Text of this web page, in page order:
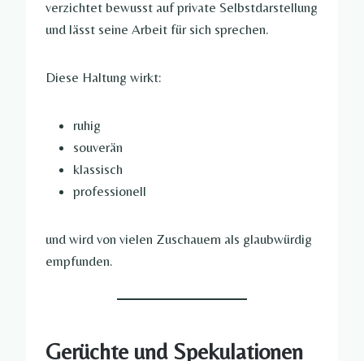
verzichtet bewusst auf private Selbstdarstellung
und lässt seine Arbeit für sich sprechen.
Diese Haltung wirkt:
ruhig
souverän
klassisch
professionell
und wird von vielen Zuschauern als glaubwürdig
empfunden.
Gerüchte und Spekulationen